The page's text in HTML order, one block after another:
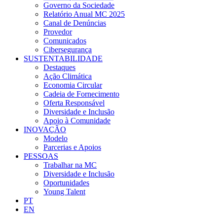
Governo da Sociedade
Relatório Anual MC 2025
Canal de Denúncias
Provedor
Comunicados
Cibersegurança
SUSTENTABILIDADE
Destaques
Ação Climática
Economia Circular
Cadeia de Fornecimento
Oferta Responsável
Diversidade e Inclusão
Apoio à Comunidade
INOVAÇÃO
Modelo
Parcerias e Apoios
PESSOAS
Trabalhar na MC
Diversidade e Inclusão
Oportunidades
Young Talent
PT
EN